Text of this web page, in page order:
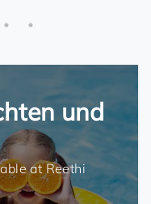
und
at Reethi